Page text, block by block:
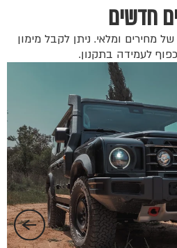
חדשים
מחירים ומלאי. ניתן לקבל מימון
לעמידה בתקנון.